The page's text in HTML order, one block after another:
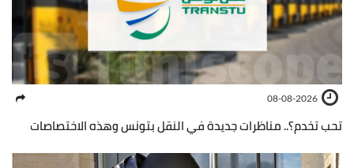
08-08-2026
تحب تخدم؟.. مناظرات جديدة في النقل بتونس وهذه الاختصاصات